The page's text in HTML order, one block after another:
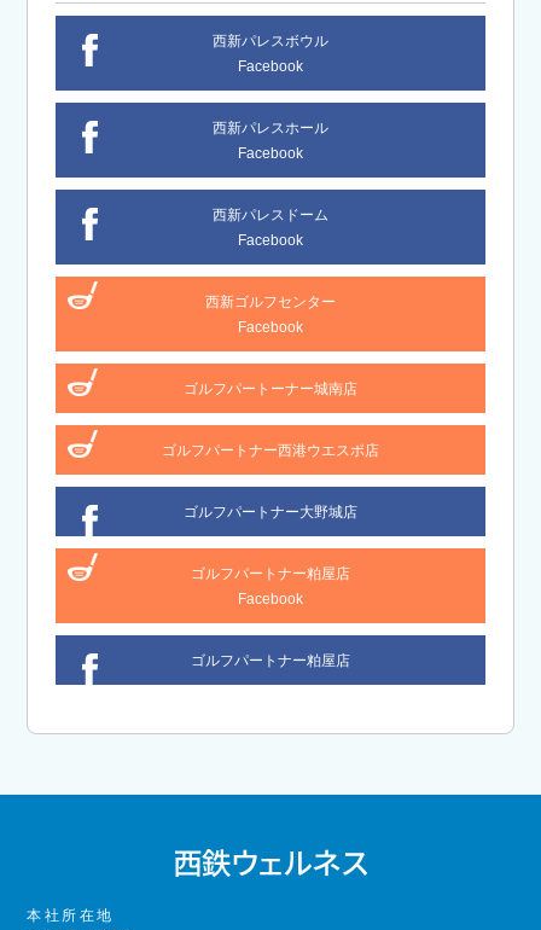
西新パレスボウル
Facebook
西新パレスホール
Facebook
西新パレスドーム
Facebook
西新ゴルフセンター
Facebook
ゴルフパートーナー城南店
ゴルフパートナー西港ウエスポ店
ゴルフパートナー大野城店
ゴルフパートナー粕屋店
Facebook
ゴルフパートナー粕屋店
本社所在地